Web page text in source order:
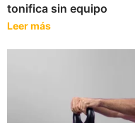
tonifica sin equipo
Leer más